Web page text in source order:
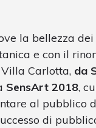
la bellezza
e con il
Carlotta, da
SensArt 2018,
al pubblico
di